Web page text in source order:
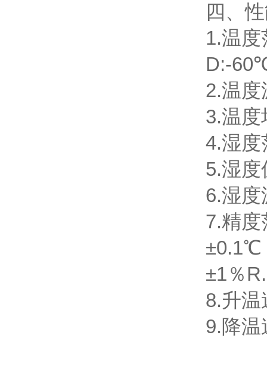
四、
1.温
D:-
2.温
3.温
4.湿度
5.湿度
6.湿度
7.精
±0.1℃
±1％
8.升
9.降